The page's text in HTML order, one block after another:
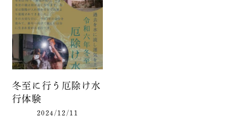
冬至に行う厄除け水
行体験
2024/12/11